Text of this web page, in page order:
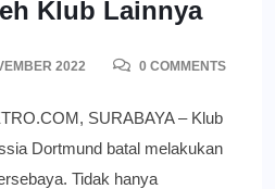
Klub Lainnya
2022 0 COMMENTS
SURABAYA – Klub
Dortmund batal melakukan
Tidak hanya